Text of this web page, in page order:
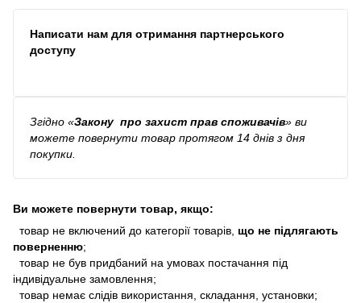
Написати нам для отримання партнерського
доступу
Згідно «Закону про захист прав споживачів» ви
можете повернути товар протягом 14 днів з дня
покупки.
Ви можете повернути товар, якщо:
товар не включений до категорії товарів, що не підлягають
поверненню;
товар не був придбаний на умовах постачання під
індивідуальне замовлення;
товар немає слідів використання, складання, установки;